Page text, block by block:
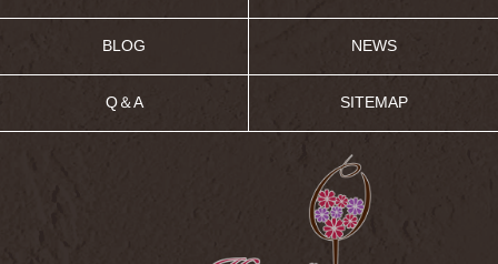
BLOG NEWS
Q＆A SITEMAP